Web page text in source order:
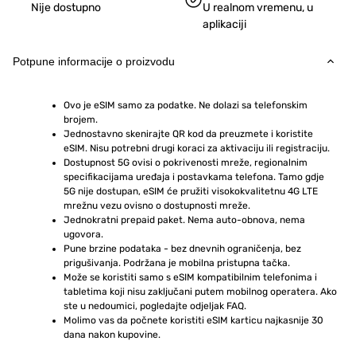
Nije dostupno
U realnom vremenu, u
aplikaciji
Potpune informacije o proizvodu
Ovo je eSIM samo za podatke. Ne dolazi sa telefonskim
brojem.
Jednostavno skenirajte QR kod da preuzmete i koristite
eSIM. Nisu potrebni drugi koraci za aktivaciju ili registraciju.
Dostupnost 5G ovisi o pokrivenosti mreže, regionalnim
specifikacijama uređaja i postavkama telefona. Tamo gdje
5G nije dostupan, eSIM će pružiti visokokvalitetnu 4G LTE
mrežnu vezu ovisno o dostupnosti mreže.
Jednokratni prepaid paket. Nema auto-obnova, nema
ugovora.
Pune brzine podataka - bez dnevnih ograničenja, bez
prigušivanja. Podržana je mobilna pristupna tačka.
Može se koristiti samo s eSIM kompatibilnim telefonima i
tabletima koji nisu zaključani putem mobilnog operatera. Ako
ste u nedoumici, pogledajte odjeljak FAQ.
Molimo vas da počnete koristiti eSIM karticu najkasnije 30
dana nakon kupovine.